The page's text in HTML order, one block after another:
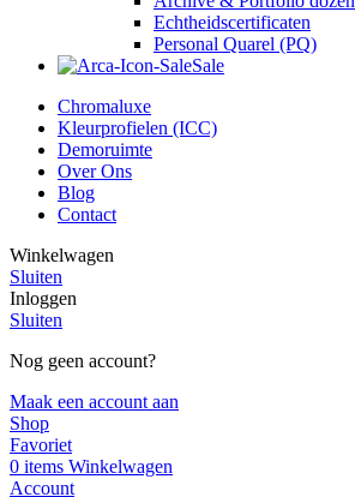
Echtheidscertificaten
Personal Quarel (PQ)
Sale
Chromaluxe
Kleurprofielen (ICC)
Demoruimte
Over Ons
Blog
Contact
Winkelwagen
Sluiten
Inloggen
Sluiten
Nog geen account?
Maak een account aan
Shop
Favoriet
0 items Winkelwagen
Account